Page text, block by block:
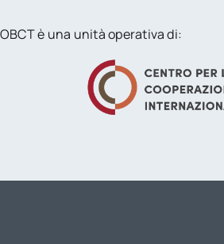
OBCT è una unità operativa di: